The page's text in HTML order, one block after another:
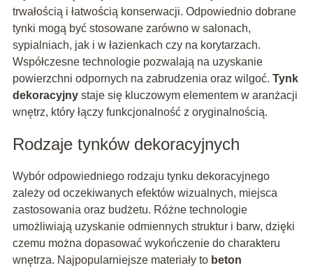
trwałością i łatwością konserwacji. Odpowiednio dobrane
tynki mogą być stosowane zarówno w salonach,
sypialniach, jak i w łazienkach czy na korytarzach.
Współczesne technologie pozwalają na uzyskanie
powierzchni odpornych na zabrudzenia oraz wilgoć. Tynk
dekoracyjnystaje się kluczowym elementem w aranżacji
wnętrz, który łączy funkcjonalność z oryginalnością.
Rodzaje tynków dekoracyjnych
Wybór odpowiedniego rodzaju tynku dekoracyjnego
zależy od oczekiwanych efektów wizualnych, miejsca
zastosowania oraz budżetu. Różne technologie
umożliwiają uzyskanie odmiennych struktur i barw, dzięki
czemu można dopasować wykończenie do charakteru
wnętrza. Najpopularniejsze materiały to beton